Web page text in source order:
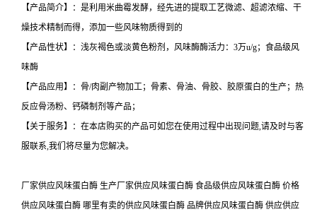
【产品简介】：是利用米曲霉发酵，经先进的提取工艺微滤、超滤浓缩、干
燥技术精制而得，添加一些风味物质得到的
【产品性状】：浅灰褐色或淡黄色粉剂，风味酶酶活力：3万u/g；食品级风
味酶
【产品应用】：骨/肉副产物加工；骨素、骨油、骨胶、胶原蛋白的生产；热
反应骨汤粉、钙磷制剂等产品；
【关于服务】：在本店购买的产品可如您在使用过程中出现问题,请及时与客
服联系,我们将尽量为您解决。
厂家供应风味蛋白酶 生产厂家供应风味蛋白酶 食品级供应风味蛋白酶 价格
供应风味蛋白酶 哪里有卖的供应风味蛋白酶 品牌供应风味蛋白酶 供应供应